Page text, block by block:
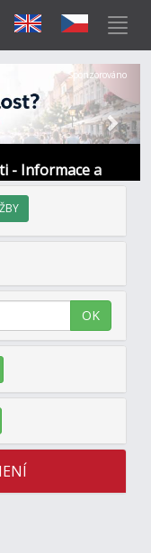
- Informace a
Další
Sponzorováno
OK